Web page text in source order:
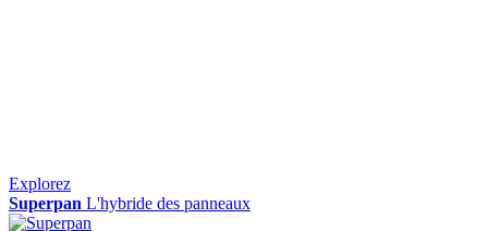
Explorez
Superpan L'hybride des panneaux